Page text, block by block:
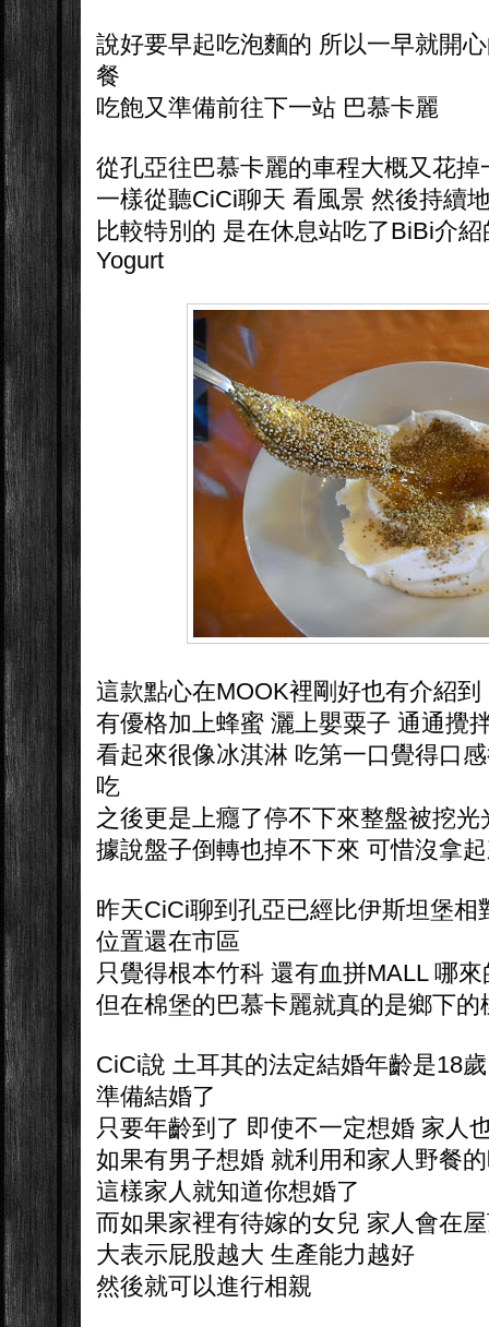
說好要早起吃泡麵的 所以一早就開
餐
吃飽又準備前往下一站 巴慕卡麗
從孔亞往巴慕卡麗的車程大概又花掉
一樣從聽CiCi聊天 看風景 然後持續
比較特別的 是在休息站吃了BiBi介
Yogurt
這款點心在MOOK裡剛好也有介紹到
有優格加上蜂蜜 灑上嬰粟子 通通攪
看起來很像冰淇淋 吃第一口覺得口
吃
之後更是上癮了停不下來整盤被挖
據說盤子倒轉也掉不下來 可惜沒拿
昨天CiCi聊到孔亞已經比伊斯坦堡
位置還在市區
只覺得根本竹科 還有血拼MALL 哪
但在棉堡的巴慕卡麗就真的是鄉下的
CiCi說 土耳其的法定結婚年齡是18
準備結婚了
只要年齡到了 即使不一定想婚 家人
如果有男子想婚 就利用和家人野餐
這樣家人就知道你想婚了
而如果家裡有待嫁的女兒 家人會在
大表示屁股越大 生產能力越好
然後就可以進行相親